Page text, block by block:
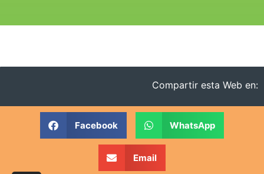
Compartir esta Web en:
Facebook WhatsApp
Email